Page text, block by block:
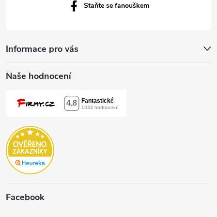
Informace pro vás
Naše hodnocení
Facebook
Staňte se fanouškem